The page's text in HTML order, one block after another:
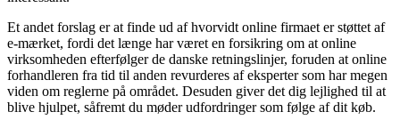
Et andet forslag er at finde ud af hvorvidt online firmaet er støttet af
e-mærket, fordi det længe har været en forsikring om at online
virksomheden efterfølger de danske retningslinjer, foruden at online
forhandleren fra tid til anden revurderes af eksperter som har megen
viden om reglerne på området. Desuden giver det dig lejlighed til at
blive hjulpet, såfremt du møder udfordringer som følge af dit køb.